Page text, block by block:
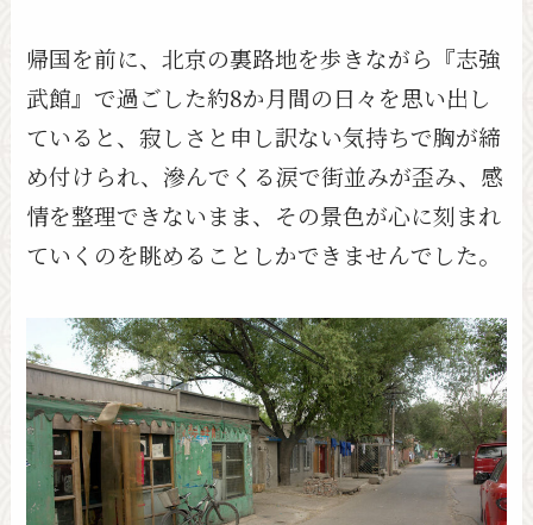
帰国を前に、北京の裏路地を歩きながら『志強
武館』で過ごした約8か月間の日々を思い出し
ていると、寂しさと申し訳ない気持ちで胸が締
め付けられ、滲んでくる涙で街並みが歪み、感
情を整理できないまま、その景色が心に刻まれ
ていくのを眺めることしかできませんでした。